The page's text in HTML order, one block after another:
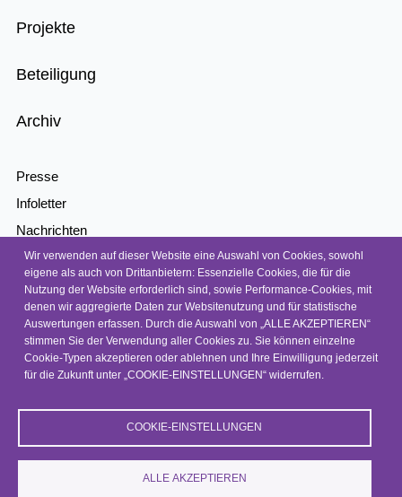
Projekte
Beteiligung
Archiv
Presse
Infoletter
Nachrichten
Kontakt
Barrierefreiheit
Barriere melden
Datenschutz
Impressum
Wir verwenden auf dieser Website eine Auswahl von Cookies, sowohl
eigene als auch von Drittanbietern: Essenzielle Cookies, die für die
Nutzung der Website erforderlich sind, sowie Performance-Cookies, mit
denen wir aggregierte Daten zur Websitenutzung und für statistische
Auswertungen erfassen. Durch die Auswahl von „ALLE AKZEPTIEREN“
stimmen Sie der Verwendung aller Cookies zu. Sie können einzelne
Cookie-Typen akzeptieren oder ablehnen und Ihre Einwilligung jederzeit
für die Zukunft unter „COOKIE-EINSTELLUNGEN“ widerrufen.
COOKIE-EINSTELLUNGEN
ALLE AKZEPTIEREN